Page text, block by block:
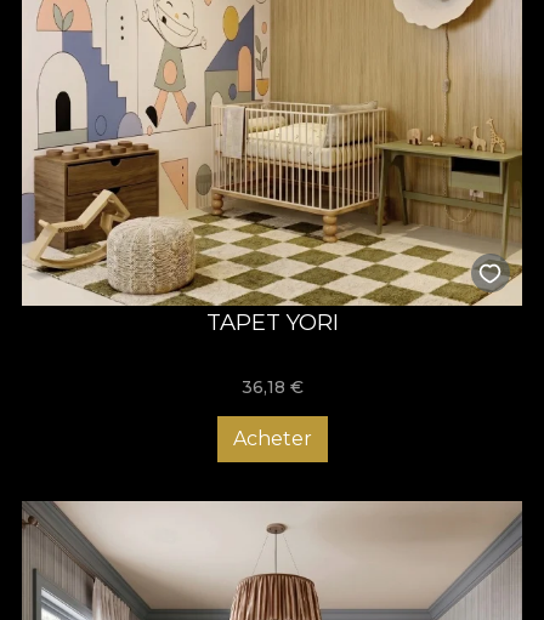
TAPET YORI
36,18 €
Acheter